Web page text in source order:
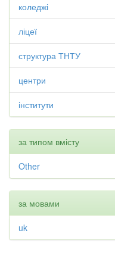
коледжі
ліцеї
структура ТНТУ
центри
інститути
за типом вмісту
Other
за мовами
uk